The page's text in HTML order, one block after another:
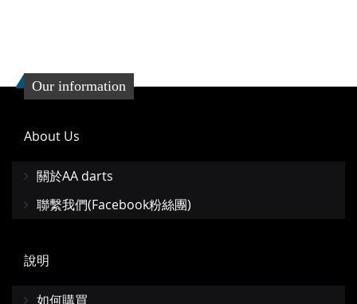
Our information
About Us
關於AA darts
聯繫我們(Facebook粉絲團)
說明
如何購買